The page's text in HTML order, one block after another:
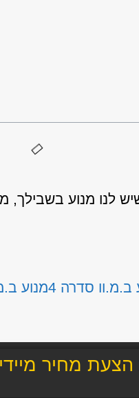
לנו מנוע בשבילך,
סדרה 4 מנוע
מחיר